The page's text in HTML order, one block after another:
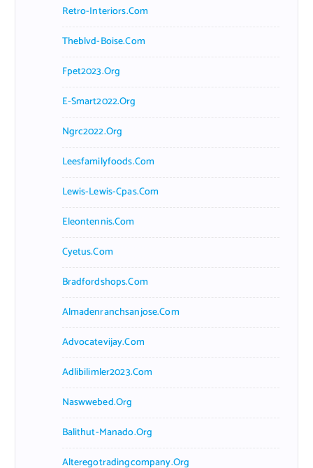
Retro-Interiors.com
Theblvd-Boise.com
Fpet2023.org
E-Smart2022.org
Ngrc2022.org
Leesfamilyfoods.com
Lewis-Lewis-Cpas.com
Eleontennis.com
Cyetus.com
Bradfordshops.com
Almadenranchsanjose.com
Advocatevijay.com
Adlibilimler2023.com
Naswwebed.org
Balithut-Manado.org
Alteregotradingcompany.org